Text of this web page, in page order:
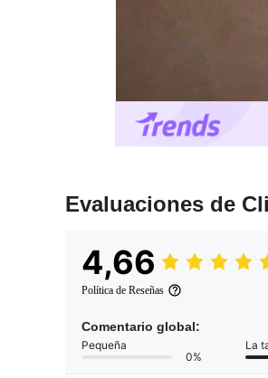
Evaluaciones de
4,66
Política de Reseñas
Comentario global:
Pequeña
0%
La